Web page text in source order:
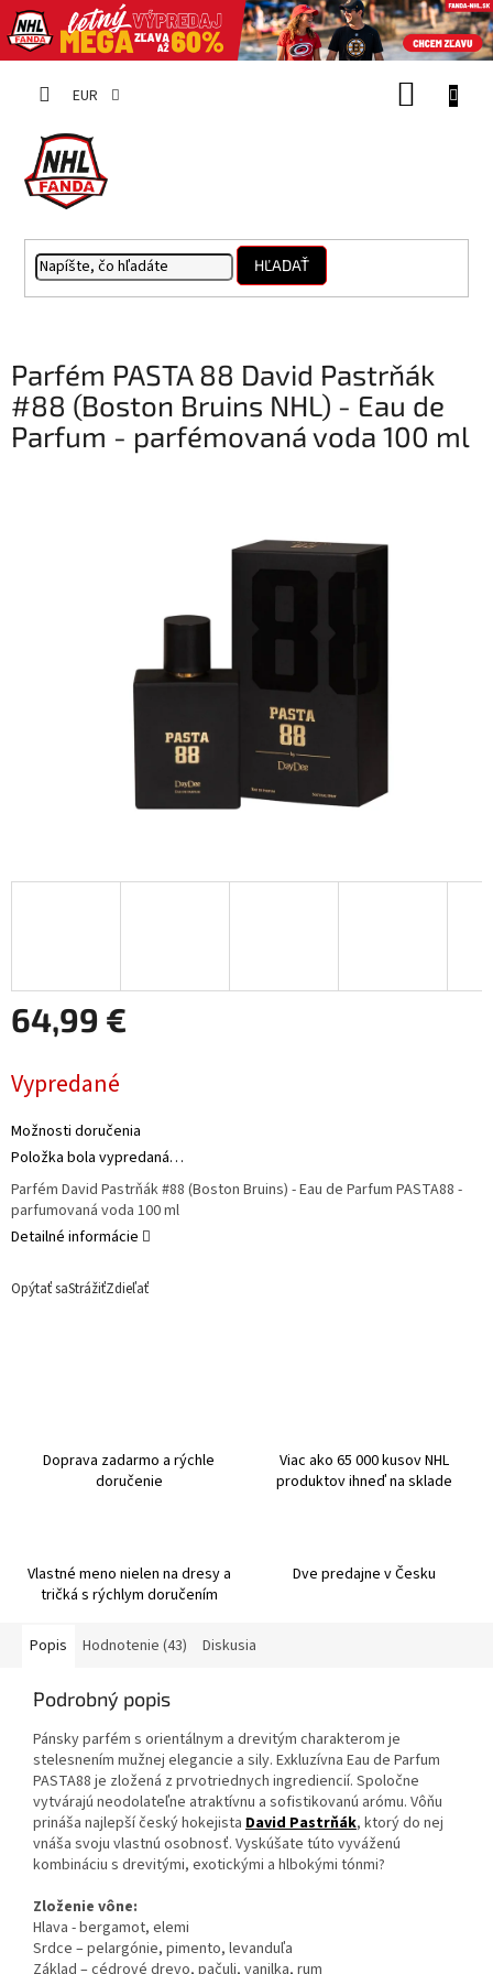
EUR
HĽADAŤ
Parfém PASTA 88 David Pastrňák
#88 (Boston Bruins NHL) - Eau de
Parfum - parfémovaná voda 100 ml
64,99 €
cena:
Vypredané
Možnosti doručenia
Položka bola vypredaná…
Parfém David Pastrňák #88 (Boston Bruins) - Eau de Parfum PASTA88 -
parfumovaná voda 100 ml
Detailné informácie
Opýtať saStrážiťZdieľať
Doprava zadarmo a rýchle
doručenie
Viac ako 65 000 kusov NHL
produktov ihneď na sklade
Vlastné meno nielen na dresy a
tričká s rýchlym doručením
Dve predajne v Česku
Popis Hodnotenie (43) Diskusia
Podrobný popis
Pánsky parfém s orientálnym a drevitým charakterom je
stelesnením mužnej elegancie a sily. Exkluzívna Eau de Parfum
PASTA88 je zložená z prvotriednych ingrediencií. Spoločne
vytvárajú neodolateľne atraktívnu a sofistikovanú arómu. Vôňu
prináša najlepší český hokejista David Pastrňák, ktorý do nej
vnáša svoju vlastnú osobnosť. Vyskúšate túto vyváženú
kombináciu s drevitými, exotickými a hlbokými tónmi?
Zloženie vône:
Hlava - bergamot, elemi
Srdce – pelargónie, pimento, levanduľa